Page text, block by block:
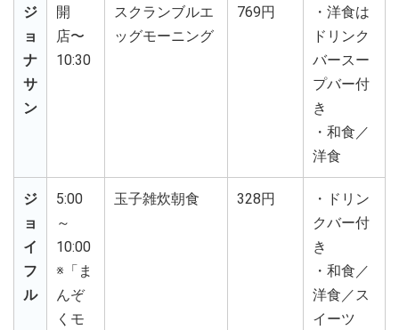
ジ
ョ
ナ
サ
ン
開
店〜
10:30
スクランブルエ
ッグモーニング
769円
・洋食は
ドリンク
バースー
プバー付
き
・和食／
洋食
ジ
ョ
イ
フ
ル
5:00
～
10:00
※「ま
んぞ
くモ
玉子雑炊朝食 328円
・ドリン
クバー付
き
・和食／
洋食／ス
イーツ